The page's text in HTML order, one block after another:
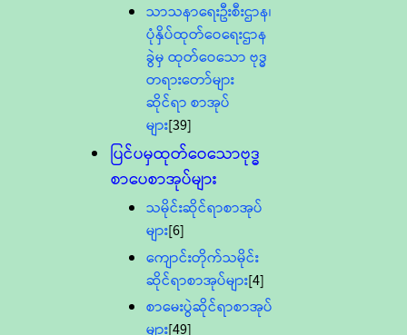
သာသနာရေးဦးစီးဌာန၊
ပုံနှိပ်ထုတ်ဝေရေးဌာန
ခွဲမှ ထုတ်ဝေသော ဗုဒ္ဓ
တရားတော်များ
ဆိုင်ရာ စာအုပ်
များ[39]
ပြင်ပမှထုတ်ဝေသောဗုဒ္ဓ
စာပေစာအုပ်များ
သမိုင်းဆိုင်ရာစာအုပ်
များ[6]
ကျောင်းတိုက်သမိုင်း
ဆိုင်ရာစာအုပ်များ[4]
စာမေးပွဲဆိုင်ရာစာအုပ်
များ[49]